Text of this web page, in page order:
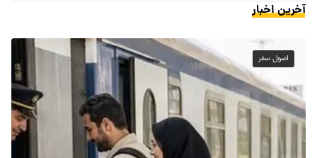
آخرین اخبار
اصول سفر